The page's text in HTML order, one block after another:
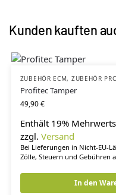
Kunden kauften
ZUBEHÖR ECM, ZUBEHÖR
Profitec Tamper
49,90€
Enthält 19%
zzgl. Versand
Bei Lieferungen in Nicht-EU-
Zölle, Steuern und Gebühren
In den